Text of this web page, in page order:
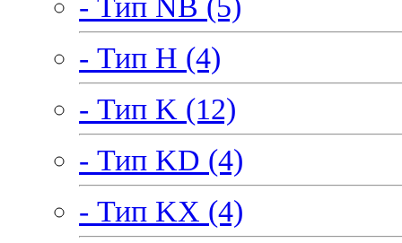
- Тип H (4)
- Тип K (12)
- Тип KD (4)
- Тип KX (4)